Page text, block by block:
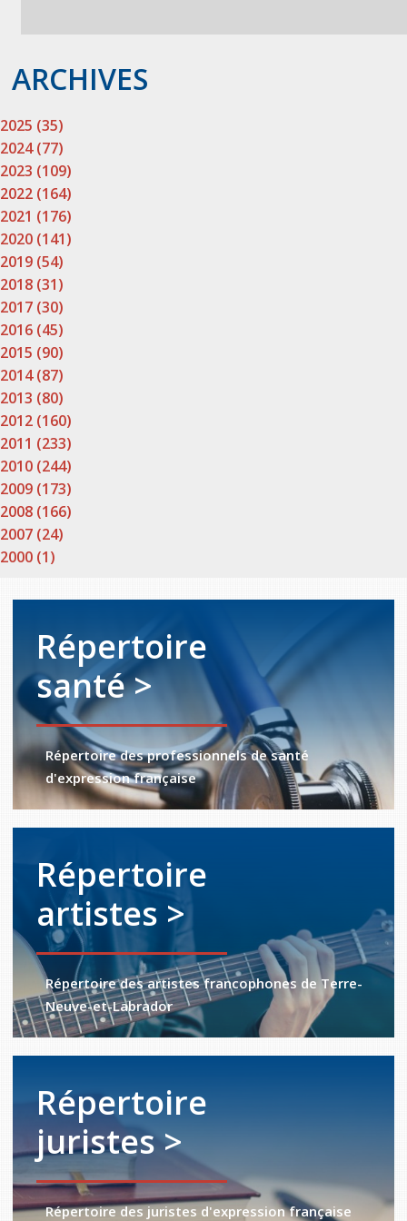
ARCHIVES
2025 (35)
2024 (77)
2023 (109)
2022 (164)
2021 (176)
2020 (141)
2019 (54)
2018 (31)
2017 (30)
2016 (45)
2015 (90)
2014 (87)
2013 (80)
2012 (160)
2011 (233)
2010 (244)
2009 (173)
2008 (166)
2007 (24)
2000 (1)
Répertoire
santé >
Répertoire des professionnels de santé
d'expression française
Répertoire
artistes >
Répertoire des artistes francophones de Terre-
Neuve-et-Labrador
Répertoire
juristes >
Répertoire des juristes d'expression française